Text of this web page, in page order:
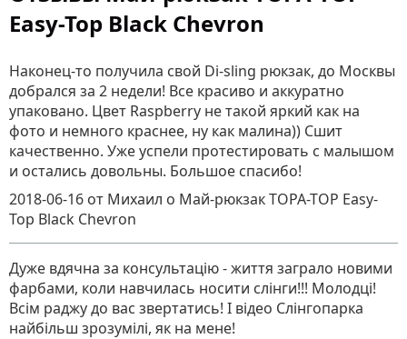
Easy-Top Black Chevron
Наконец-то получила свой Di-sling рюкзак, до Москвы
добрался за 2 недели! Все красиво и аккуратно
упаковано. Цвет Raspberry не такой яркий как на
фото и немного краснее, ну как малина)) Сшит
качественно. Уже успели протестировать с малышом
и остались довольны. Большое спасибо!
2018-06-16 от Михаил о Май-рюкзак TOPA-TOP Easy-
Top Black Chevron
Дуже вдячна за консультацію - життя заграло новими
фарбами, коли навчилась носити слінги!!! Молодці!
Всім раджу до вас звертатись! І відео Слінгопарка
найбільш зрозумілі, як на мене!